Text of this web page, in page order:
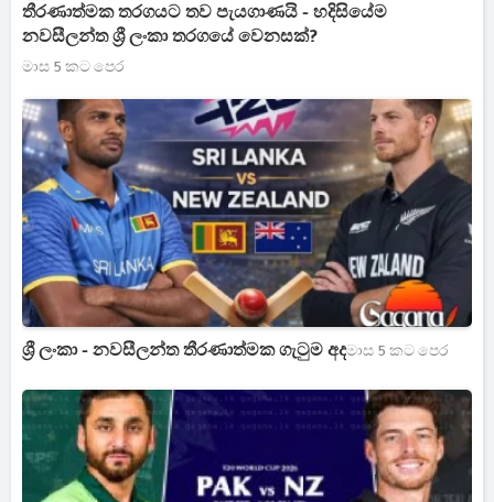
තීරණාත්මක තරගයට තව පැයගාණයි - හදිසියේම
නවසීලන්ත ශ්‍රී ලංකා තරගයේ වෙනසක්?
මාස 5 කට පෙර
ශ්‍රී ලංකා - නවසීලන්ත තීරණාත්මක ගැටුම අදමාස 5 කට පෙර